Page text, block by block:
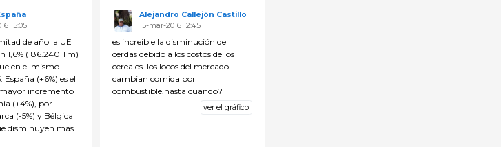
15:05
de año la UE
1,6% (186.240 Tm)
en el mismo
España (+6%) es el
incremento
(+4%), por
(-5%) y Bélgica
disminuyen más
Alejandro Callejón Castillo
15-mar-2016 12:45
es increible la disminución de
cerdas debido a los costos de los
cereales. los locos del mercado
cambian comida por
combustible.hasta cuando?
ver el gráfico